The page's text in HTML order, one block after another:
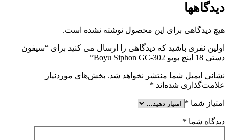
دیدگاهها
هیچ دیدگاهی برای این محصول نوشته نشده است.
اولین نفری باشید که دیدگاهی را ارسال می کنید برای “سیفون
دستی 18 اینچ بویو Boyu Siphon GC-302”
نشانی ایمیل شما منتشر نخواهد شد. بخش‌های موردنیاز
علامت‌گذاری شده‌اند *
امتیاز شما *
دیدگاه شما *